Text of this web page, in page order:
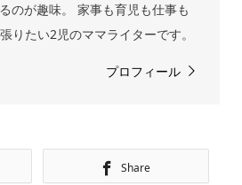
のが趣味。 家事も育児も仕事も
りたい2児のママライターです。
プロフィール
Share